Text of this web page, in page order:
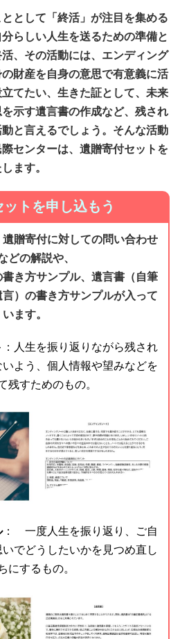
として「終活」が注目を集める
らしい人生を送るための準備と
、その活動には、エンディング
財産を自身の意思で有意義に活
てたい、生きた証として、未来
示す遺言書の作成など、残され
と言えるでしょう。そんな活動
センターは、遺贈寄付セットを
ます。
トを申し込もう
贈寄付に対しての問い合わせ
どの解説や、
き方サンプル、遺言書（自筆
）の書き方サンプルが入って
います。
：人生を振り返りながら残され
よう、個人情報や望みなどを
残すためのもの。
： 一度人生を振り返り、ご自
でどうしたいかを見つめ直し
にするもの。